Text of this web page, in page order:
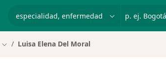
p. ej. Bogotá
Cambiar de ciudad
Luisa Elena Del Moral